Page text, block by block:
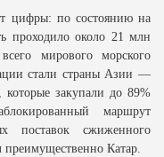
цифры: по состоянию на
проходило около 21 млн
мирового морского
стали страны Азии —
закупали до 89%
маршрут
поставок сжиженного
преимущественно Катар.